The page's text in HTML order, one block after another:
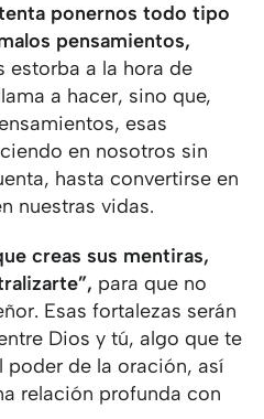
ponernos todo tipo
pensamientos,
estorba a la hora de
a hacer, sino que,
esas
en nosotros sin
hasta convertirse en
nuestras vidas.
creas sus mentiras,
para que no
Esas fortalezas serán
Dios y tú, algo que te
de la oración, así
relación profunda con